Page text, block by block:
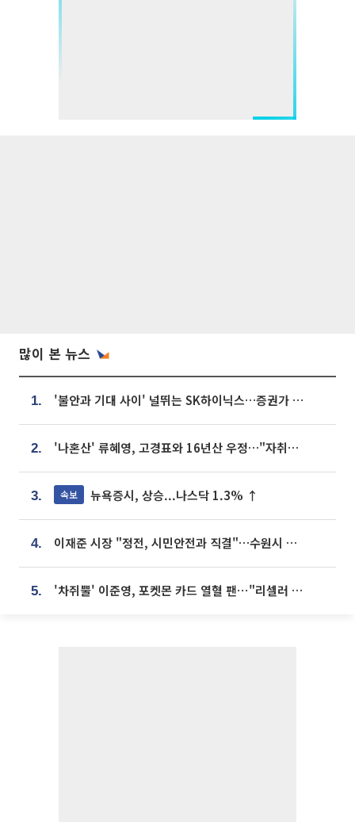
많이 본 뉴스
1. '불안과 기대 사이' 널뛰는 SK하이닉스…증권가 "HBM4·LTA 기반 펀터멘털 견고"
2. '나혼산' 류혜영, 고경표와 16년산 우정…"자취방서 부모님과 마주쳐"
3. 속보 뉴욕증시, 상승...나스닥 1.3% ↑
4. 이재준 시장 "정전, 시민안전과 직결"…수원시 비상대응체계 가동
5. '차쥐뿔' 이준영, 포켓몬 카드 열혈 팬⋯"리셀러 처단할 것"